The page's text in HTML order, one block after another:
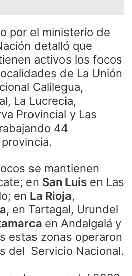
por el ministerio de
detalló que
activos los focos
de La Unión
Calilegua,
La Lucrecia,
Provincial y Las
44
se mantienen
en San Luis en Las
en La Rioja,
, en Tartagal, Urundel
en Andalgalá y
estas zonas operaron
del Servicio Nacional.